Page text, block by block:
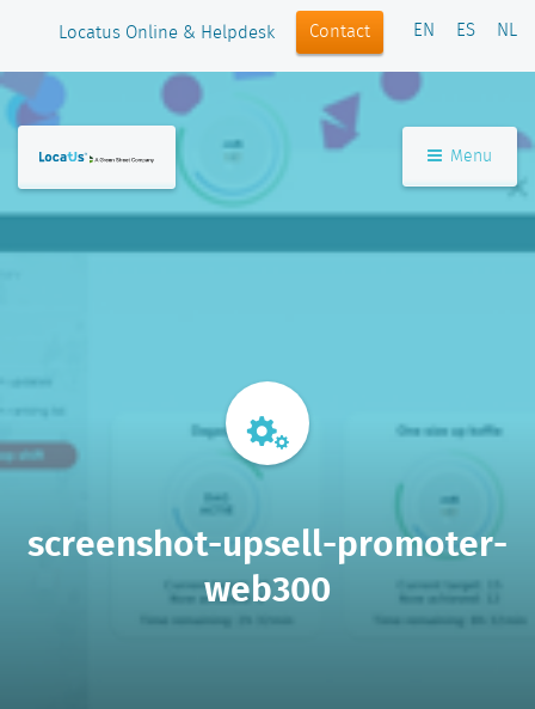
Locatus Online & Helpdesk Contact EN ES NL
Menu
screenshot-upsell-promoter-
web300